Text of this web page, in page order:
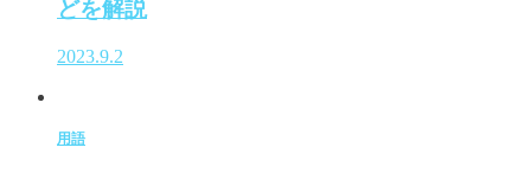
どを解説
2023.9.2
用語